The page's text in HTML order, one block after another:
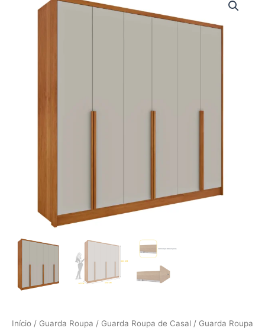
Início / Guarda Roupa / Guarda Roupa de Casal / Guarda Roupa